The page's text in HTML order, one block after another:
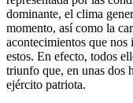
dominante, el clima
momento, así como la
acontecimientos que
estos. En efecto, todos
triunfo que, en unas dos
ejército patriota.